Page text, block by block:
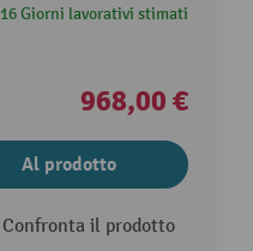
16 Giorni lavorativi stimati
968,00 €
Al prodotto
Confronta il prodotto